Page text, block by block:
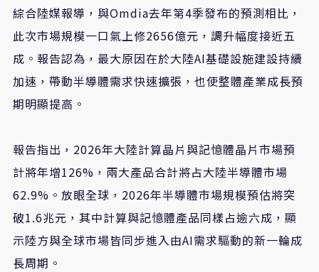
綜合陸媒報導，與Omdia去年第4季發布的預測相比，
此次市場規模一口氣上修2656億元，調升幅度接近五
成。報告認為，最大原因在於大陸AI基礎設施建設持續
加速，帶動半導體需求快速擴張，也使整體產業成長預
期明顯提高。
報告指出，2026年大陸計算晶片與記憶體晶片市場預
計將年增126%，兩大產品合計將占大陸半導體市場
62.9%。放眼全球，2026年半導體市場規模預估將突
破1.6兆元，其中計算與記憶體產品同樣占逾六成，顯
示陸方與全球市場皆同步進入由AI需求驅動的新一輪成
長周期。